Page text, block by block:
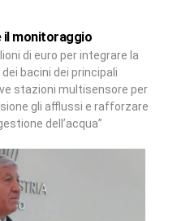
il monitoraggio
di euro per integrare la
bacini dei principali
stazioni multisensore per
gli afflussi e rafforzare
dell’acqua”